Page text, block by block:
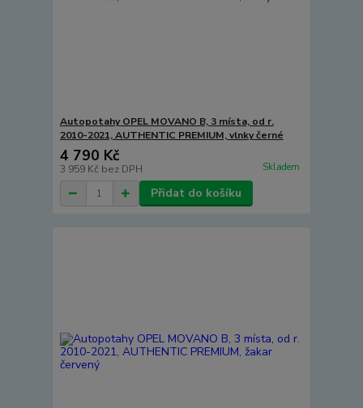
Autopotahy OPEL MOVANO B, 3 místa, od r.
2010-2021, AUTHENTIC PREMIUM, vlnky černé
4 790 Kč
3 959 Kč bez DPH Skladem
Přidat do košíku